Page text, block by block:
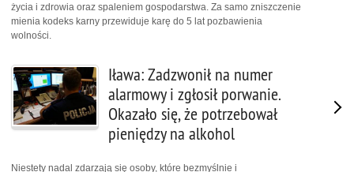
życia i zdrowia oraz spaleniem gospodarstwa. Za samo zniszczenie
mienia kodeks karny przewiduje karę do 5 lat pozbawienia
wolności.
Iława: Zadzwonił na numer
alarmowy i zgłosił porwanie.
Okazało się, że potrzebował
pieniędzy na alkohol
Niestety nadal zdarzają się osoby, które bezmyślnie i